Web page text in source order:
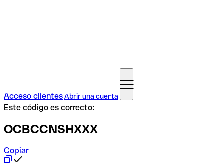
Acceso clientesAbrir una cuenta
Este código es correcto:
OCBCCNSHXXX
Copiar